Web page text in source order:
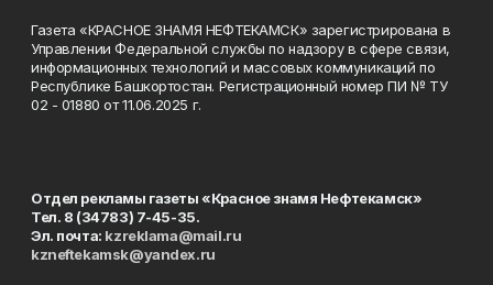
Газета «КРАСНОЕ ЗНАМЯ НЕФТЕКАМСК» зарегистрирована в
Управлении Федеральной службы по надзору в сфере связи,
информационных технологий и массовых коммуникаций по
Республике Башкортостан. Регистрационный номер ПИ № ТУ
02 - 01880 от 11.06.2025 г.
Отдел рекламы газеты «Красное знамя Нефтекамск»
Тел. 8 (34783) 7-45-35.
Эл. почта: kzreklama@mail.ru
kzneftekamsk@yandex.ru